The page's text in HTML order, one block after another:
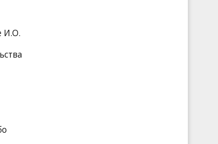
И.О.